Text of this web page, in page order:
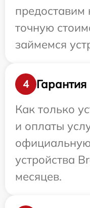
предоставим
точную
займемся
4
Гарантия
Как только
и оплаты
устройства
месяцев.